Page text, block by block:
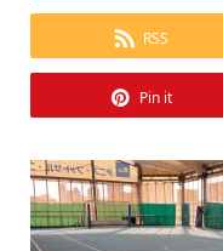
RSS
Pin it